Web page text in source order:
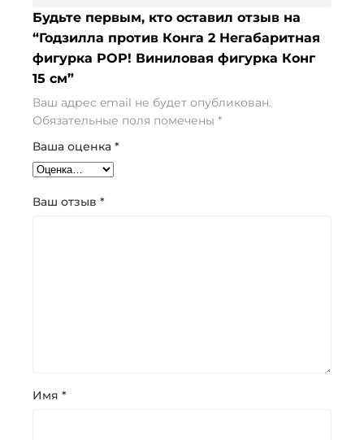
Будьте первым, кто оставил отзыв на
“Годзилла против Конга 2 Негабаритная
фигурка POP! Виниловая фигурка Конг
15 см”
Ваш адрес email не будет опубликован.
Обязательные поля помечены *
Ваша оценка *
Ваш отзыв *
Имя *